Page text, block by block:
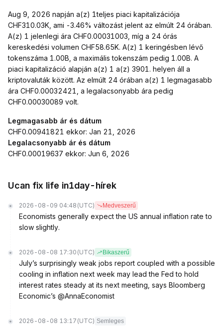
Aug 9, 2026 napján a(z) 1teljes piaci kapitalizációja
CHF310.03K, ami -3.46% változást jelent az elmúlt 24 órában.
A(z) 1 jelenlegi ára CHF0.00031003, míg a 24 órás
kereskedési volumen CHF58.65K. A(z) 1 keringésben lévő
tokenszáma 1.00B, a maximális tokenszám pedig 1.00B. A
piaci kapitalizáció alapján a(z) 1 a(z) 3901. helyen áll a
kriptovaluták között. Az elmúlt 24 órában a(z) 1 legmagasabb
ára CHF0.00032421, a legalacsonyabb ára pedig
CHF0.00030089 volt.
Legmagasabb ár és dátum
CHF0.00941821 ekkor: Jan 21, 2026
Legalacsonyabb ár és dátum
CHF0.00019637 ekkor: Jun 6, 2026
Ucan fix life in1day-hírek
2026-08-09 04:48 (UTC) Medveszerű
Economists generally expect the US annual inflation rate to
slow slightly.
2026-08-08 17:30 (UTC) Bikaszerű
July’s surprisingly weak jobs report coupled with a possible
cooling in inflation next week may lead the Fed to hold
interest rates steady at its next meeting, says Bloomberg
Economic’s @AnnaEconomist
2026-08-08 13:17 (UTC) Semleges